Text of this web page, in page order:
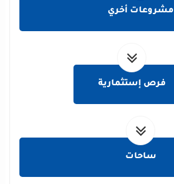
مشروعات أخري
فرص إستثمارية
ساحات